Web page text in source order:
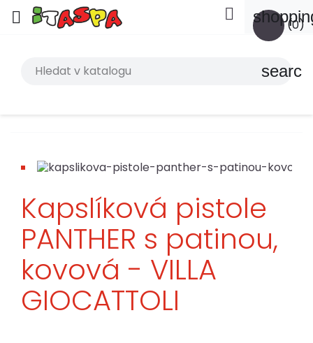
 (0)

search
Kapslíková pistole
PANTHER s patinou,
kovová - VILLA
GIOCATTOLI